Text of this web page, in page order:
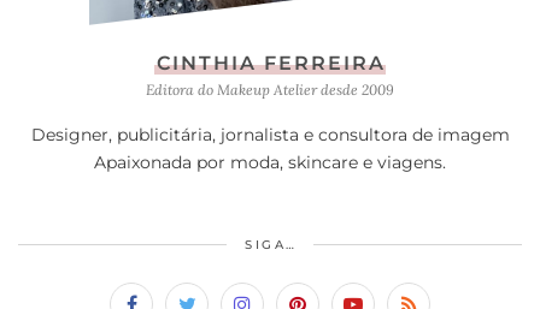
CINTHIA FERREIRA
Editora do Makeup Atelier desde 2009
Designer, publicitária, jornalista e consultora de imagem
Apaixonada por moda, skincare e viagens.
SIGA…